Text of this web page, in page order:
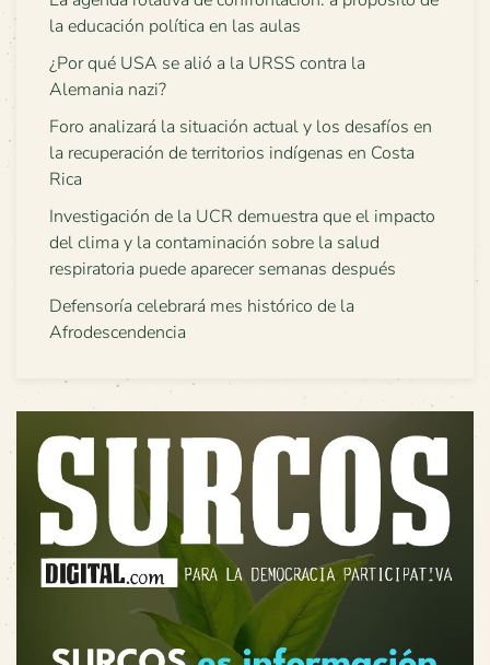
la educación política en las aulas
¿Por qué USA se alió a la URSS contra la
Alemania nazi?
Foro analizará la situación actual y los desafíos en
la recuperación de territorios indígenas en Costa
Rica
Investigación de la UCR demuestra que el impacto
del clima y la contaminación sobre la salud
respiratoria puede aparecer semanas después
Defensoría celebrará mes histórico de la
Afrodescendencia